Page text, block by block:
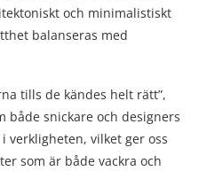
och minimalistiskt
balanseras med
tills de kändes helt rätt”,
både snickare och designers
vilket ger oss
som är både vackra och